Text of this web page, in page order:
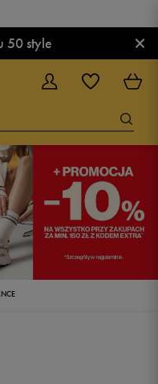
50 style ×